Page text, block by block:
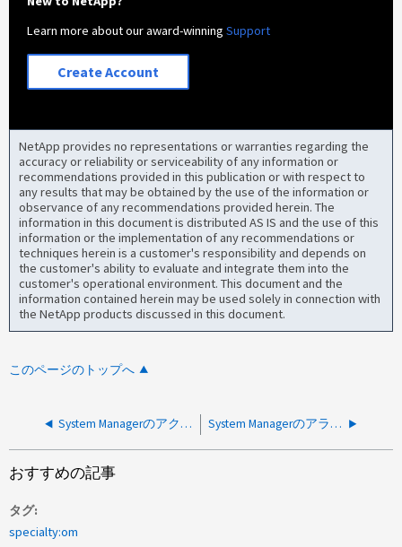
Learn more about our award-winningSupport
Create Account
NetApp provides no representations or warranties regarding the
accuracy or reliability or serviceability of any information or
recommendations provided in this publication or with respect to
any results that may be obtained by the use of the information or
observance of any recommendations provided herein. The
information in this document is distributed AS IS and the use of this
information or the implementation of any recommendations or
techniques herein is a customer's responsibility and depends on
the customer's ability to evaluate and integrate them into the
customer's operational environment. This document and the
information contained herein may be used solely in connection with
the NetApp products discussed in this document.
このページのトップへ
System Managerのアクセスおよび認証解決ガイド System Managerのアラート「Not enough eligible spare disks are available on node」
おすすめの記事
タグ
specialty:om